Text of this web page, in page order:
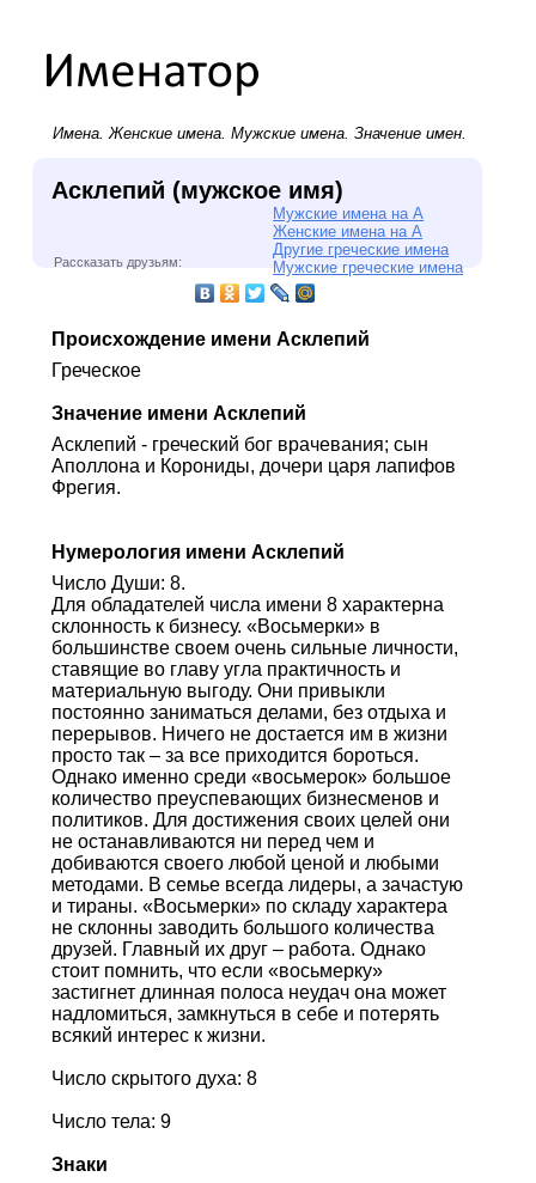
Имена.Женские имена. Мужские имена. Значение имен.
Асклепий (мужское имя)
Мужские имена на А
Женские имена на А
Другие греческие имена
Мужские греческие имена
Рассказать друзьям:
Происхождение имени Асклепий
Греческое
Значение имени Асклепий
Асклепий - греческий бог врачевания; сын
Аполлона и Корониды, дочери царя лапифов
Фрегия.
Нумерология имени Асклепий
Число Души: 8.
Для обладателей числа имени 8 характерна
склонность к бизнесу. «Восьмерки» в
большинстве своем очень сильные личности,
ставящие во главу угла практичность и
материальную выгоду. Они привыкли
постоянно заниматься делами, без отдыха и
перерывов. Ничего не достается им в жизни
просто так – за все приходится бороться.
Однако именно среди «восьмерок» большое
количество преуспевающих бизнесменов и
политиков. Для достижения своих целей они
не останавливаются ни перед чем и
добиваются своего любой ценой и любыми
методами. В семье всегда лидеры, а зачастую
и тираны. «Восьмерки» по складу характера
не склонны заводить большого количества
друзей. Главный их друг – работа. Однако
стоит помнить, что если «восьмерку»
застигнет длинная полоса неудач она может
надломиться, замкнуться в себе и потерять
всякий интерес к жизни.
Число скрытого духа: 8
Число тела: 9
Знаки